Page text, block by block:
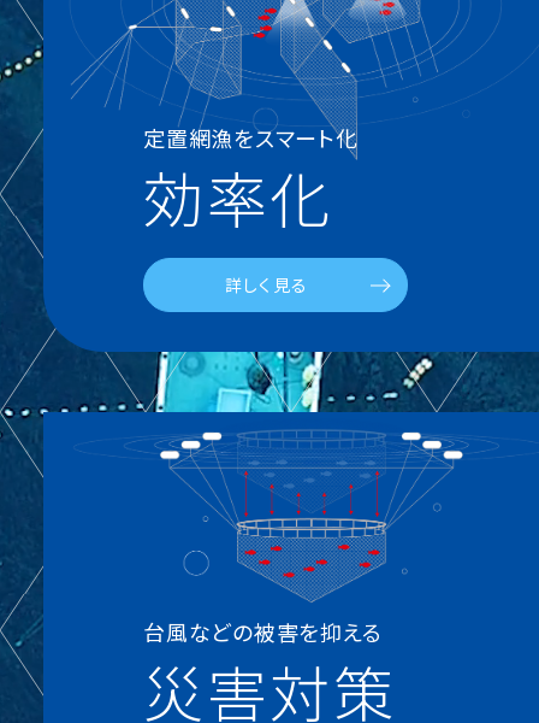
定置網漁をスマート化
効率化
詳しく見る
台風などの被害を抑える
災害対策